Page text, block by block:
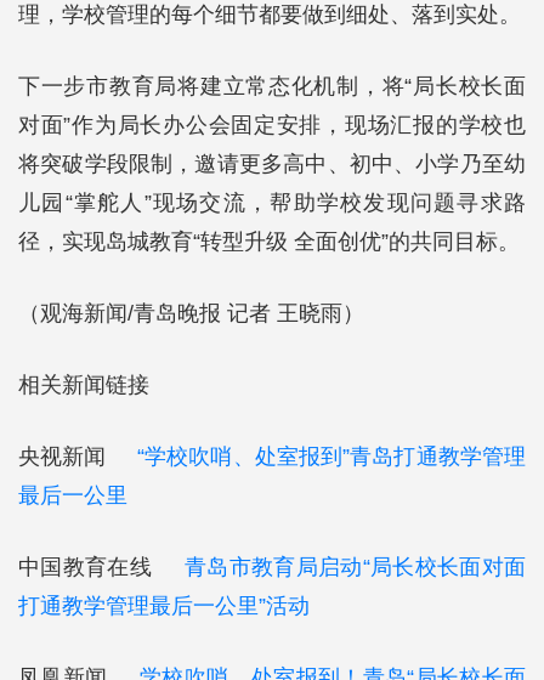
理，学校管理的每个细节都要做到细处、落到实处。
下一步市教育局将建立常态化机制，将“局长校长面
对面”作为局长办公会固定安排，现场汇报的学校也
将突破学段限制，邀请更多高中、初中、小学乃至幼
儿园“掌舵人”现场交流，帮助学校发现问题寻求路
径，实现岛城教育“转型升级 全面创优”的共同目标。
（观海新闻/青岛晚报 记者 王晓雨）
相关新闻链接
央视新闻 “学校吹哨、处室报到”青岛打通教学管理
最后一公里
中国教育在线 青岛市教育局启动“局长校长面对面
打通教学管理最后一公里”活动